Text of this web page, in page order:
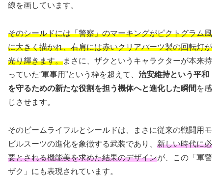
線を画しています。
そのシールドには「警察」のマーキングがピクトグラム風
に大きく描かれ、右肩には赤いクリアパーツ製の回転灯が
光り輝きます。まさに、ザクというキャラクターが本来持
っていた“軍事用”という枠を超えて、 治安維持という平和
を守るための新たな役割を担う機体へと進化した瞬間 を感
じさせます。
そのビームライフルとシールドは、まさに従来の戦闘用モ
ビルスーツの進化を象徴する武装であり、 新しい時代に必
要とされる機能美を求めた結果のデザインが、この「軍警
ザク」にも表現されています。